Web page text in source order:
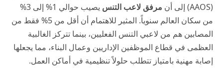
(AAOS) إلى أن
مرفق لاعب التنس
يصيب حوالي 1% إلى 3%
من سكان العالم سنوياً. المثير للاهتمام أن أقل من 5% فقط من
المصابين هم من لاعبي التنس الفعليين، بينما تتركز الغالبية
العظمى في قطاع الموظفين الإداريين وعمال البناء، مما يجعلها
إصابة مهنية بامتياز تتطلب حلولاً تنظيمية في أماكن العمل.